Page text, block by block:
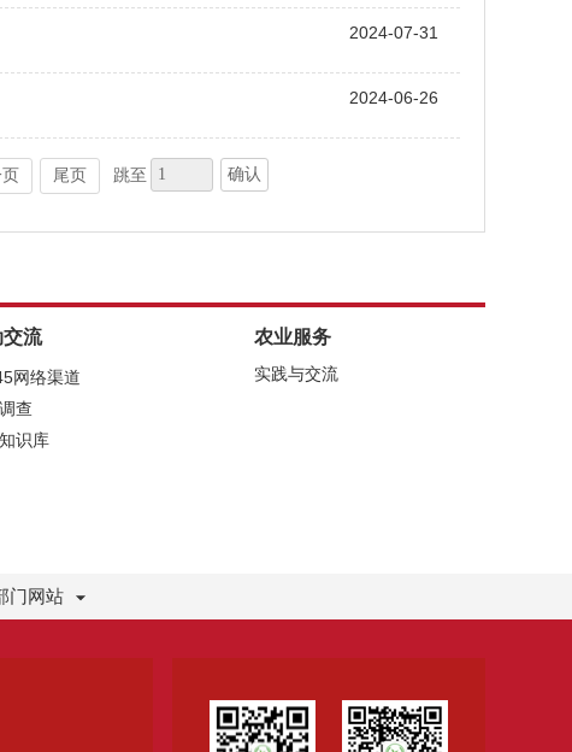
2024-07-31
2024-06-26
尾页 跳至 确认
流
网络渠道
查
识库
农业服务
实践与交流
门网站